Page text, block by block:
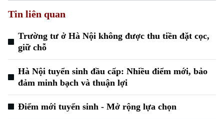
Xu hướng
Tin liên quan
Trường tư ở Hà Nội không được thu tiền đặt cọc,
giữ chỗ
Hà Nội tuyển sinh đầu cấp: Nhiều điểm mới, bảo
đảm minh bạch và thuận lợi
Điểm mới tuyển sinh - Mở rộng lựa chọn